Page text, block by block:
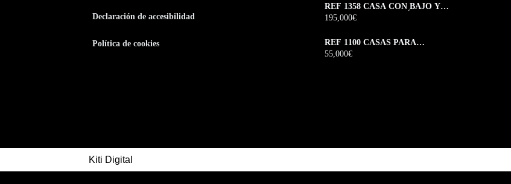
Declaración de accesibilidad
Política de cookies
REF 1358 CASA CON BAJO Y
DOS PLANTAS EN RÚA
VEIGUIÑA MONFORTE DE
195,000€
REF 1100 CASAS PARA
REFORMAR EN CACEDO –
BOLMENTE – SOBER
55,000€